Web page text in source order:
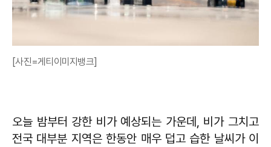
[사진=게티이미지뱅크]
오늘 밤부터 강한 비가 예상되는 가운데, 비가 그치고
전국 대부분 지역은 한동안 매우 덥고 습한 날씨가 이